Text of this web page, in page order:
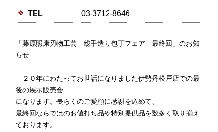
TEL 03-3712-8646
「藤原照康刃物工芸 総手造り包丁フェア 最終回」のお知
らせ
２０年にわたってお世話になりました伊勢丹松戸店での最
後の展示販売会
になります。長らくのご愛顧に感謝を込めて、
最終回ならではのお値打ち品や特別提供品を数多く取り揃え
ております。